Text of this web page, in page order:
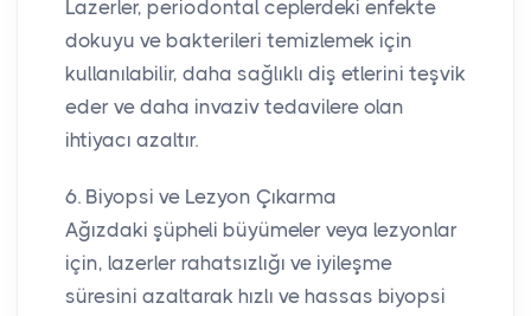
Lazerler, periodontal ceplerdeki enfekte
dokuyu ve bakterileri temizlemek için
kullanılabilir, daha sağlıklı diş etlerini teşvik
eder ve daha invaziv tedavilere olan
ihtiyacı azaltır.
6. Biyopsi ve Lezyon Çıkarma
Ağızdaki şüpheli büyümeler veya lezyonlar
için, lazerler rahatsızlığı ve iyileşme
süresini azaltarak hızlı ve hassas biyopsi